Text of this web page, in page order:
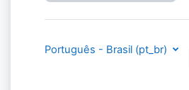
Português - Brasil ‎(pt_br)‎